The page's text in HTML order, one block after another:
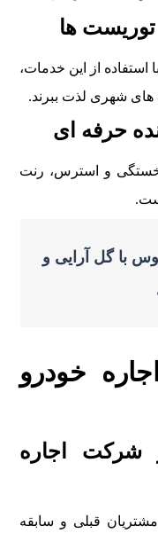
ها
استفاده از این خدمات،
های شهری لذت ببرند.
حرفه ای
و استرس، رنت
با گل‌ آرایی و
خودرو
شرکت اجاره
قبلی و سابقه